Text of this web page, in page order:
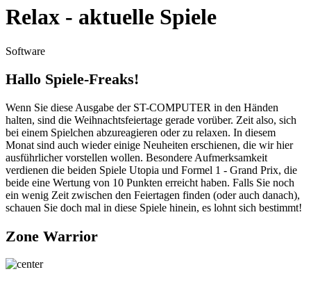
Relax - aktuelle Spiele
Software
Hallo Spiele-Freaks!
Wenn Sie diese Ausgabe der ST-COMPUTER in den Händen
halten, sind die Weihnachtsfeiertage gerade vorüber. Zeit also, sich
bei einem Spielchen abzureagieren oder zu relaxen. In diesem
Monat sind auch wieder einige Neuheiten erschienen, die wir hier
ausführlicher vorstellen wollen. Besondere Aufmerksamkeit
verdienen die beiden Spiele Utopia und Formel 1 - Grand Prix, die
beide eine Wertung von 10 Punkten erreicht haben. Falls Sie noch
ein wenig Zeit zwischen den Feiertagen finden (oder auch danach),
schauen Sie doch mal in diese Spiele hinein, es lohnt sich bestimmt!
Zone Warrior